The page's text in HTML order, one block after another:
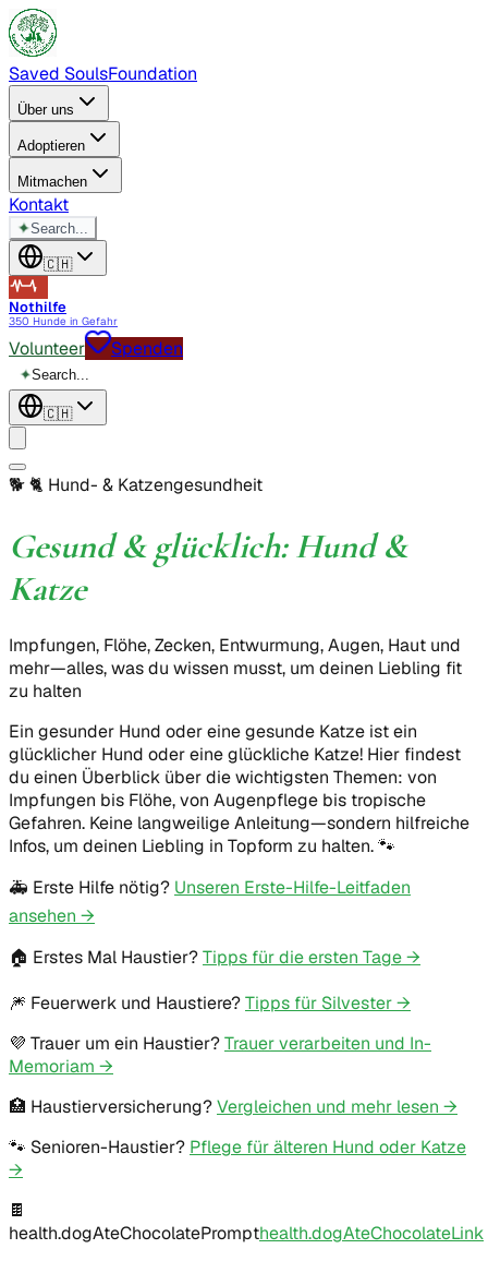
Saved SoulsFoundation
Über uns
Adoptieren
Mitmachen
Kontakt
✦Search...
🇨🇭
Nothilfe
350 Hunde in Gefahr
Volunteer Spenden
✦Search...
🇨🇭
🐕 🐈 Hund- & Katzengesundheit
Gesund & glücklich: Hund &
Katze
Impfungen, Flöhe, Zecken, Entwurmung, Augen, Haut und
mehr—alles, was du wissen musst, um deinen Liebling fit
zu halten
Ein gesunder Hund oder eine gesunde Katze ist ein
glücklicher Hund oder eine glückliche Katze! Hier findest
du einen Überblick über die wichtigsten Themen: von
Impfungen bis Flöhe, von Augenpflege bis tropische
Gefahren. Keine langweilige Anleitung—sondern hilfreiche
Infos, um deinen Liebling in Topform zu halten. 🐾
🚑 Erste Hilfe nötig? Unseren Erste-Hilfe-Leitfaden
ansehen →
🏠 Erstes Mal Haustier?Tipps für die ersten Tage →
🎆 Feuerwerk und Haustiere?Tipps für Silvester →
💜 Trauer um ein Haustier?Trauer verarbeiten und In-
Memoriam →
🏥 Haustierversicherung?Vergleichen und mehr lesen →
🐾 Senioren-Haustier? Pflege für älteren Hund oder Katze
→
🍫
health.dogAteChocolatePrompthealth.dogAteChocolateLink